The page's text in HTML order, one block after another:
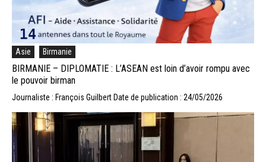
Asie Birmanie
BIRMANIE – DIPLOMATIE : L’ASEAN est loin d’avoir rompu avec
le pouvoir birman
Journaliste : François Guilbert Date de publication : 24/05/2026